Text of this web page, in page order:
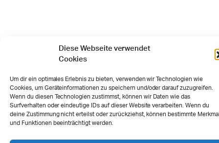
Diese Webseite verwendet
Cookies
Um dir ein optimales Erlebnis zu bieten, verwenden wir Technologien wie
Cookies, um Geräteinformationen zu speichern und/oder darauf zuzugreifen.
Wenn du diesen Technologien zustimmst, können wir Daten wie das
Surfverhalten oder eindeutige IDs auf dieser Website verarbeiten. Wenn du
deine Zustimmung nicht erteilst oder zurückziehst, können bestimmte
und Funktionen beeinträchtigt werden.